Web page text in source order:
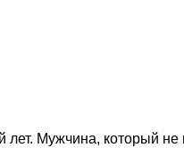
Мужчина, который